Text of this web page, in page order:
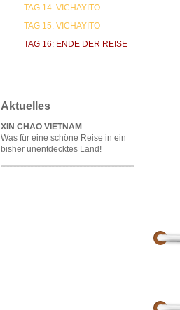
TAG 14: VICHAYITO
TAG 15: VICHAYITO
TAG 16: ENDE DER REISE
Aktuelles
XIN CHAO VIETNAM
Was für eine schöne Reise in ein
bisher unentdecktes Land!